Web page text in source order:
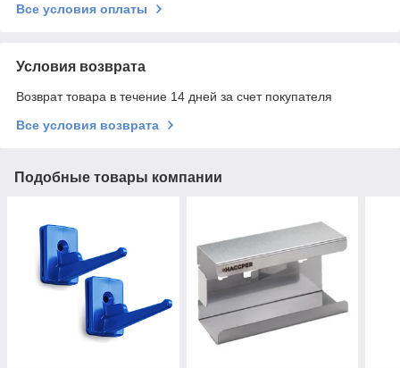
Все условия оплаты
Условия возврата
Возврат товара в течение 14 дней за счет покупателя
Все условия возврата
Подобные товары компании